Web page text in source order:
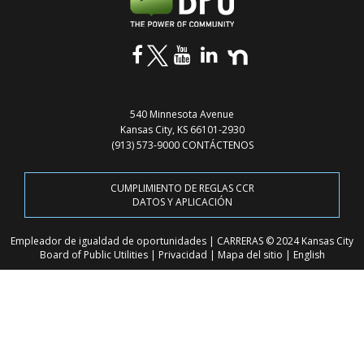
540 Minnesota Avenue
Kansas City, KS 66101-2930
(913) 573-9000 CONTÁCTENOS
CUMPLIMIENTO DE REGLAS CCR
DATOS Y APLICACIÓN
Empleador de igualdad de oportunidades | CARRERAS © 2024 Kansas City
Board of Public Utilities | Privacidad | Mapa del sitio | English